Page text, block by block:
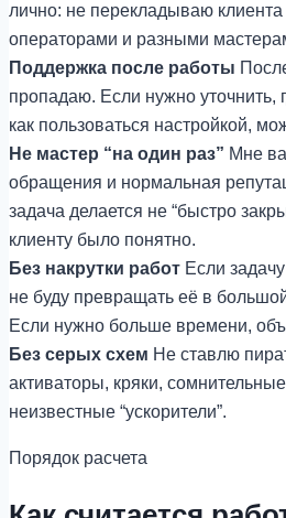
лично: не перекладываю
операторами и разными
Поддержка после работы
пропадаю. Если нужно уточнить,
как пользоваться настройкой,
Не мастер “на один раз” Мне
обращения и нормальная
задача делается не “быстро
клиенту было понятно.
Без накрутки работ Если
не буду превращать её в
Если нужно больше времени,
Без серых схем Не ставлю
активаторы, кряки,
неизвестные “ускорители”.
Порядок расчета